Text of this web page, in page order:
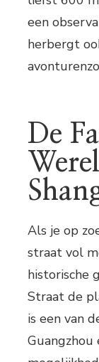
een
herbergt
De
Als je op
straat vol
historische
Straat de
is een van
Guangzhou